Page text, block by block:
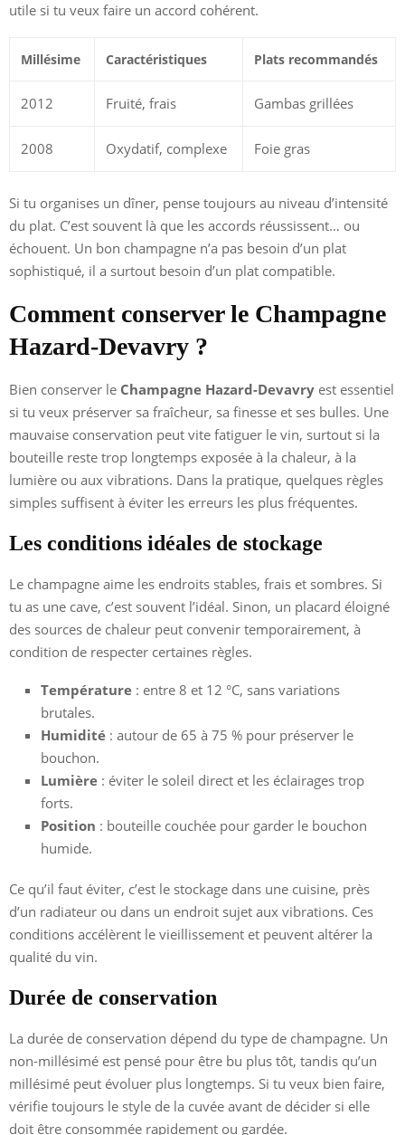
utile si tu veux faire un accord cohérent.
Millésime Caractéristiques Plats recommandés
2012 Fruité, frais Gambas grillées
2008 Oxydatif, complexe Foie gras
Si tu organises un dîner, pense toujours au niveau d’intensité
du plat. C’est souvent là que les accords réussissent… ou
échouent. Un bon champagne n’a pas besoin d’un plat
sophistiqué, il a surtout besoin d’un plat compatible.
Comment conserver le Champagne
Hazard-Devavry ?
Bien conserver le Champagne Hazard-Devavry est essentiel
si tu veux préserver sa fraîcheur, sa finesse et ses bulles. Une
mauvaise conservation peut vite fatiguer le vin, surtout si la
bouteille reste trop longtemps exposée à la chaleur, à la
lumière ou aux vibrations. Dans la pratique, quelques règles
simples suffisent à éviter les erreurs les plus fréquentes.
Les conditions idéales de stockage
Le champagne aime les endroits stables, frais et sombres. Si
tu as une cave, c’est souvent l’idéal. Sinon, un placard éloigné
des sources de chaleur peut convenir temporairement, à
condition de respecter certaines règles.
Température : entre 8 et 12 °C, sans variations
brutales.
Humidité : autour de 65 à 75 % pour préserver le
bouchon.
Lumière : éviter le soleil direct et les éclairages trop
forts.
Position : bouteille couchée pour garder le bouchon
humide.
Ce qu’il faut éviter, c’est le stockage dans une cuisine, près
d’un radiateur ou dans un endroit sujet aux vibrations. Ces
conditions accélèrent le vieillissement et peuvent altérer la
qualité du vin.
Durée de conservation
La durée de conservation dépend du type de champagne. Un
non-millésimé est pensé pour être bu plus tôt, tandis qu’un
millésimé peut évoluer plus longtemps. Si tu veux bien faire,
vérifie toujours le style de la cuvée avant de décider si elle
doit être consommée rapidement ou gardée.